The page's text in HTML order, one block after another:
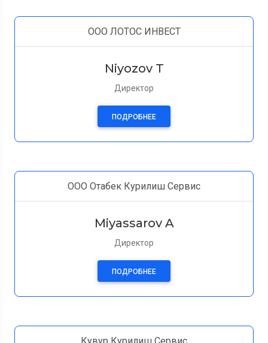
ООО ЛОТОС ИНВЕСТ
Niyozov T
Директор
ПОДРОБНЕЕ
ООО Отабек Курилиш Сервис
Miyassarov A
Директор
ПОДРОБНЕЕ